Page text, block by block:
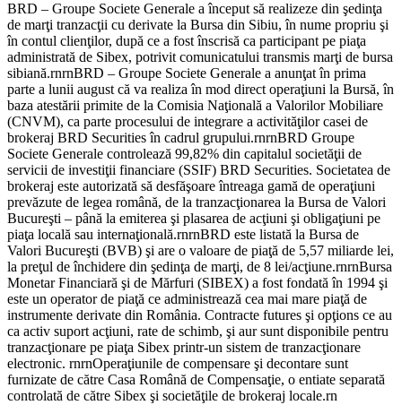
BRD – Groupe Societe Generale a început să realizeze din şedinţa
de marţi tranzacţii cu derivate la Bursa din Sibiu, în nume propriu şi
în contul clienţilor, după ce a fost înscrisă ca participant pe piaţa
administrată de Sibex, potrivit comunicatului transmis marţi de bursa
sibiană.rnrnBRD – Groupe Societe Generale a anunţat în prima
parte a lunii august că va realiza în mod direct operaţiuni la Bursă, în
baza atestării primite de la Comisia Naţională a Valorilor Mobiliare
(CNVM), ca parte procesului de integrare a activităţilor casei de
brokeraj BRD Securities în cadrul grupului.rnrnBRD Groupe
Societe Generale controlează 99,82% din capitalul societăţii de
servicii de investiţii financiare (SSIF) BRD Securities. Societatea de
brokeraj este autorizată să desfăşoare întreaga gamă de operaţiuni
prevăzute de legea română, de la tranzacţionarea la Bursa de Valori
Bucureşti – până la emiterea şi plasarea de acţiuni şi obligaţiuni pe
piaţa locală sau internaţională.rnrnBRD este listată la Bursa de
Valori Bucureşti (BVB) şi are o valoare de piaţă de 5,57 miliarde lei,
la preţul de închidere din şedinţa de marţi, de 8 lei/acţiune.rnrnBursa
Monetar Financiară şi de Mărfuri (SIBEX) a fost fondată în 1994 şi
este un operator de piaţă ce administrează cea mai mare piaţă de
instrumente derivate din România. Contracte futures şi opţions ce au
ca activ suport acţiuni, rate de schimb, şi aur sunt disponibile pentru
tranzacţionare pe piaţa Sibex printr-un sistem de tranzacţionare
electronic. rnrnOperaţiunile de compensare şi decontare sunt
furnizate de către Casa Română de Compensaţie, o entiate separată
controlată de către Sibex şi societăţile de brokeraj locale.rn